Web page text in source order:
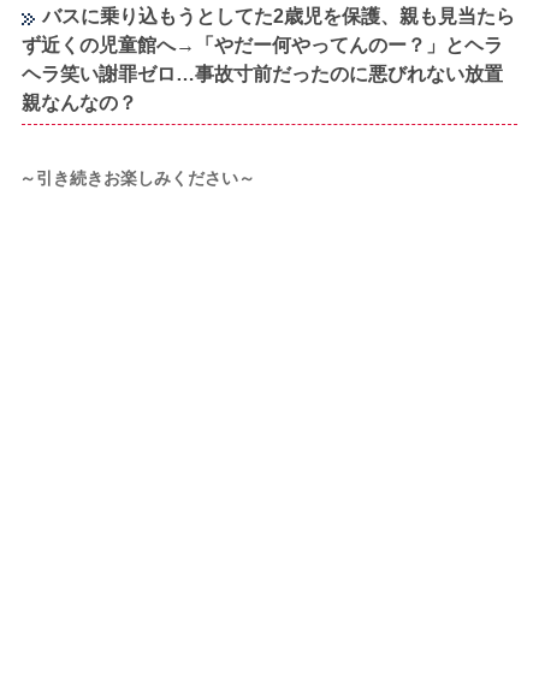
バスに乗り込もうとしてた2歳児を保護、親も見当たら
ず近くの児童館へ→「やだー何やってんのー？」とヘラ
ヘラ笑い謝罪ゼロ…事故寸前だったのに悪びれない放置
親なんなの？
～引き続きお楽しみください～